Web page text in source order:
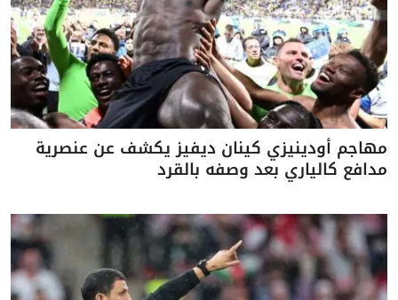
مهاجم أودينيزي كينان ديفيز يكشف عن عنصرية
مدافع كالياري بعد وصفه بالقرد